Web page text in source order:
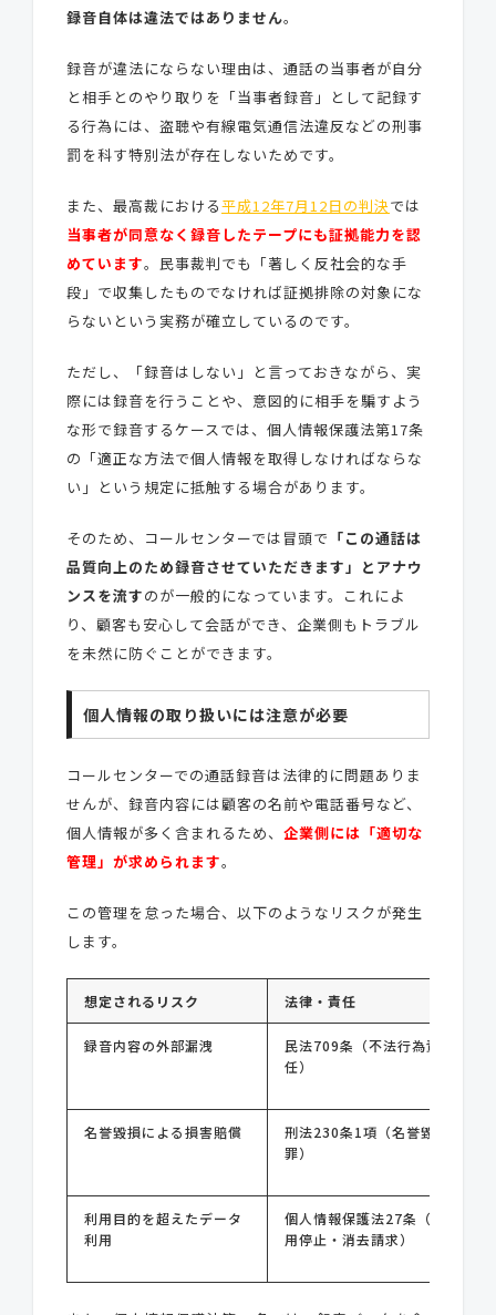
録音自体は違法ではありません。
録音が違法にならない理由は、通話の当事者が自分
と相手とのやり取りを「当事者録音」として記録す
る行為には、盗聴や有線電気通信法違反などの刑事
罰を科す特別法が存在しないためです。
また、最高裁における平成12年7月12日の判決では
当事者が同意なく録音したテープにも証拠能力を認
めています。民事裁判でも「著しく反社会的な手
段」で収集したものでなければ証拠排除の対象にな
らないという実務が確立しているのです。
ただし、「録音はしない」と言っておきながら、実
際には録音を行うことや、意図的に相手を騙すよう
な形で録音するケースでは、個人情報保護法第17条
の「適正な方法で個人情報を取得しなければならな
い」という規定に抵触する場合があります。
そのため、コールセンターでは冒頭で 「この通話は
品質向上のため録音させていただきます」とアナウ
ンスを流すのが一般的になっています。これによ
り、顧客も安心して会話ができ、企業側もトラブル
を未然に防ぐことができます。
個人情報の取り扱いには注意が必要
コールセンターでの通話録音は法律的に問題ありま
せんが、録音内容には顧客の名前や電話番号など、
個人情報が多く含まれるため、 企業側には「適切な
管理」が求められます。
この管理を怠った場合、以下のようなリスクが発生
します。
想定されるリスク 法律・責任
録音内容の外部漏洩
民法709条（不法行為責
任）
名誉毀損による損害賠償
刑法230条1項（名誉毀損
罪）
利用目的を超えたデータ
利用
個人情報保護法27条（利
用停止・消去請求）